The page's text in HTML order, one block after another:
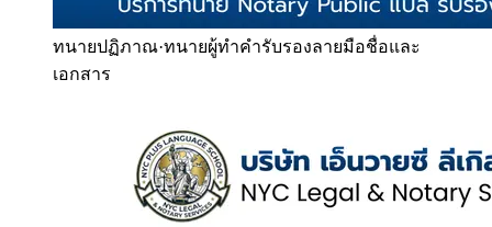
ทนายปฏิภาณ·ทนายผู้ทำคำรับรองลายมือชื่อและ
เอกสาร